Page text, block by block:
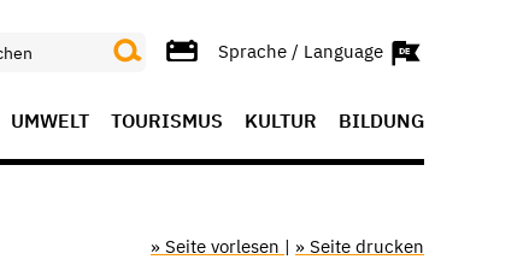
Sprache / Language
UMWELT TOURISMUS KULTUR BILDUNG
» Seite vorlesen | » Seite drucken